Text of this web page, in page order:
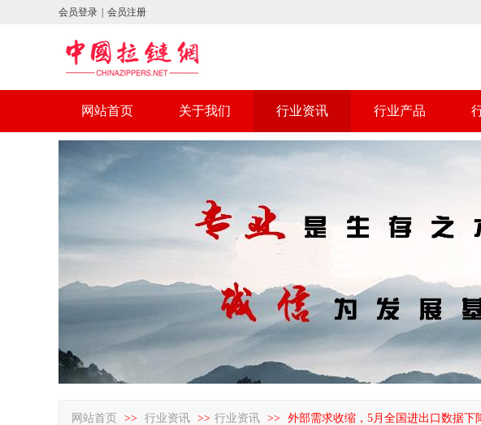
会员登录 会员注册
网站首页 关于我们 行业资讯 行业产品
网站首页 >> 行业资讯 >> 行业资讯 >> 外部需求收缩，5月全国进出口数据